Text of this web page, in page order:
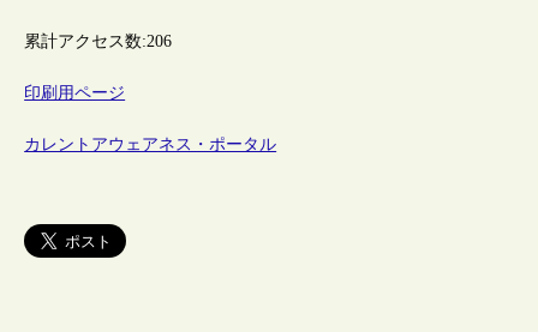
累計アクセス数:206
印刷用ページ
カレントアウェアネス・ポータル